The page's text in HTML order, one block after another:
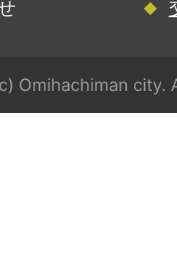
Omihachiman city.